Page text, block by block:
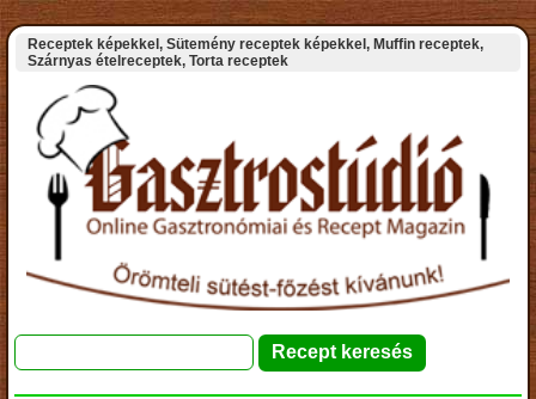
Receptek képekkel, Sütemény receptek képekkel, Muffin receptek,
Szárnyas ételreceptek, Torta receptek